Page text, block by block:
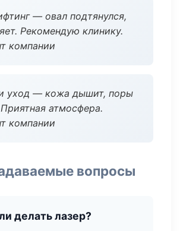
— овал подтянулся,
Рекомендую клинику.
компании
уход — кожа дышит, поры
атмосфера.
компании
вопросы
делать лазер?